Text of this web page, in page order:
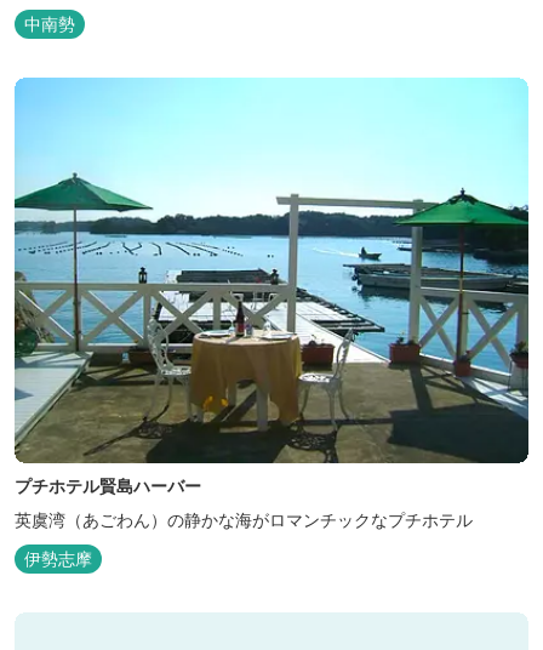
ニティ付き女性専用フロアやビジネスマンに最適なパソコン・プリ
ンター設置のお部屋など多種多様な部屋タイプ・サービスをご用
意。本質の時間、至上の空間をお届けいたします。 また１Fにはカ
中南勢
プチホテル賢島ハーバー
英虞湾（あごわん）の静かな海がロマンチックなプチホテル
伊勢志摩